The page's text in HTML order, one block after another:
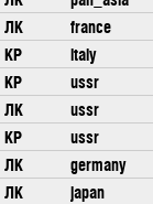
ЛК
france
КР
italy
КР
ussr
ЛК
ussr
КР
ussr
ЛК
germany
ЛК
japan